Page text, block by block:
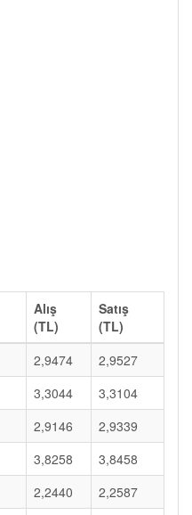
Alış
(TL)
Satış
(TL)
2,9474
2,9527
3,3044
3,3104
2,9146
2,9339
3,8258
3,8458
2,2440
2,2587